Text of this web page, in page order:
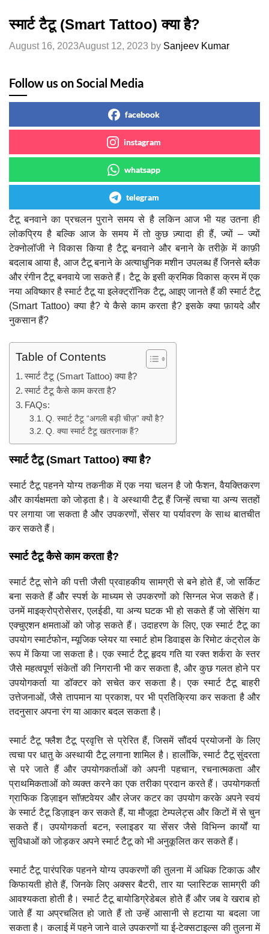
स्मार्ट टैटू (Smart Tattoo) क्या है?
August 16, 2023August 12, 2023 by Sanjeev Kumar
Follow us on Social Media
facebook
instagram
whatsapp
telegram
टैटू बनवाने का प्रचलन पुराने समय से है लकिन आज भी यह उतना ही
लोकप्रिय है बल्कि आज के समय में तो कुछ ज़्यादा ही हैं, ज्यों – ज्यों
टेक्नोलॉजी ने विकास किया है टैटू बनवाने और बनाने के तरीक़े में काफ़ी
बदलाब आया है, आज टैटू बनाने के अत्याधुनिक मशीन उपलब्ध हैं जिनसे ब्लैक
और रंगीन टैटू बनवाये जा सकते हैं। टैटू के इसी क्रमिक विकास क्रम में एक
नया अविष्कार है स्मार्ट टैटू या इलेक्ट्रॉनिक टैटू, आइए जानते हैं की स्मार्ट टैटू
(Smart Tattoo) क्या है? ये कैसे काम करता है? इसके क्या फ़ायदे और
नुकसान हैं?
Table of Contents
स्मार्ट टैटू (Smart Tattoo) क्या है?
स्मार्ट टैटू कैसे काम करता है?
FAQs:
Q. स्मार्ट टैटू “अगली बड़ी चीज़” क्यों है?
Q. क्या स्मार्ट टैटू खतरनाक हैं?
स्मार्ट टैटू (Smart Tattoo) क्या है?
स्मार्ट टैटू पहनने योग्य तकनीक में एक नया चलन है जो फैशन, वैयक्तिकरण
और कार्यक्षमता को जोड़ता है। वे अस्थायी टैटू हैं जिन्हें त्वचा या अन्य सतहों
पर लगाया जा सकता है और उपकरणों, सेंसर या पर्यावरण के साथ बातचीत
कर सकते हैं।
स्मार्ट टैटू कैसे काम करता है?
स्मार्ट टैटू सोने की पत्ती जैसी प्रवाहकीय सामग्री से बने होते हैं, जो सर्किट
बना सकते हैं और स्पर्श के माध्यम से उपकरणों को सिग्नल भेज सकते हैं।
उनमें माइक्रोप्रोसेसर, एलईडी, या अन्य घटक भी हो सकते हैं जो सेंसिंग या
एक्चुएशन क्षमताओं को जोड़ सकते हैं। उदाहरण के लिए, एक स्मार्ट टैटू का
उपयोग स्मार्टफोन, म्यूजिक प्लेयर या स्मार्ट होम डिवाइस के रिमोट कंट्रोल के
रूप में किया जा सकता है। एक स्मार्ट टैटू हृदय गति या रक्त शर्करा के स्तर
जैसे महत्वपूर्ण संकेतों की निगरानी भी कर सकता है, और कुछ गलत होने पर
उपयोगकर्ता या डॉक्टर को सचेत कर सकता है। एक स्मार्ट टैटू बाहरी
उत्तेजनाओं, जैसे तापमान या प्रकाश, पर भी प्रतिक्रिया कर सकता है और
तदनुसार अपना रंग या आकार बदल सकता है।
स्मार्ट टैटू फ्लैश टैटू प्रवृत्ति से प्रेरित हैं, जिसमें सौंदर्य प्रयोजनों के लिए
त्वचा पर धातु के अस्थायी टैटू लगाना शामिल है। हालाँकि, स्मार्ट टैटू सुंदरता
से परे जाते हैं और उपयोगकर्ताओं को अपनी पहचान, रचनात्मकता और
प्राथमिकताओं को व्यक्त करने का एक तरीका प्रदान करते हैं। उपयोगकर्ता
ग्राफिक डिज़ाइन सॉफ़्टवेयर और लेजर कटर का उपयोग करके अपने स्वयं
के स्मार्ट टैटू डिज़ाइन कर सकते हैं, या मौजूदा टेम्पलेट्स और किटों में से चुन
सकते हैं। उपयोगकर्ता बटन, स्लाइडर या सेंसर जैसे विभिन्न कार्यों या
सुविधाओं को जोड़कर अपने स्मार्ट टैटू को भी अनुकूलित कर सकते हैं।
स्मार्ट टैटू पारंपरिक पहनने योग्य उपकरणों की तुलना में अधिक टिकाऊ और
किफायती होते हैं, जिनके लिए अक्सर बैटरी, तार या प्लास्टिक सामग्री की
आवश्यकता होती है। स्मार्ट टैटू बायोडिग्रेडेबल होते हैं और जब वे खराब हो
जाते हैं या अप्रचलित हो जाते हैं तो उन्हें आसानी से हटाया या बदला जा
सकता है। कलाई में पहने जाने वाले उपकरणों या ई-टेक्सटाइल्स की तुलना में